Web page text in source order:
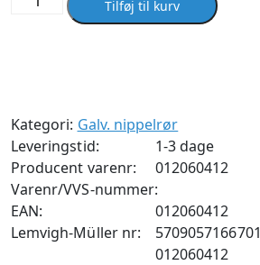
galvaniseret
antal
Tilføj til kurv
Kategori: Galv. nippelrør
Leveringstid:
1-3 dage
Producent varenr:
012060412
Varenr/VVS-nummer:
012060412
EAN:
5709057166701
Lemvigh-Müller nr:
012060412